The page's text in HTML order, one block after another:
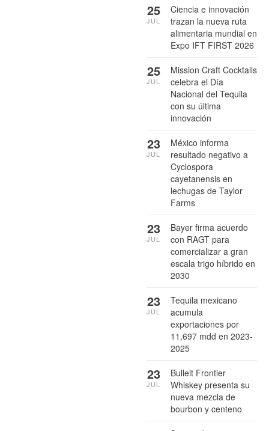
Ciencia e innovación
trazan la nueva ruta
alimentaria mundial en
Expo IFT FIRST 2026
25
JUL
Mission Craft Cocktails
celebra el Día
Nacional del Tequila
con su última
innovación
25
JUL
México informa
resultado negativo a
Cyclospora
cayetanensis en
lechugas de Taylor
Farms
23
JUL
Bayer firma acuerdo
con RAGT para
comercializar a gran
escala trigo híbrido en
2030
23
JUL
Tequila mexicano
acumula
exportaciones por
11,697 mdd en 2023-
2025
23
JUL
Bulleit Frontier
Whiskey presenta su
nueva mezcla de
bourbon y centeno
23
JUL